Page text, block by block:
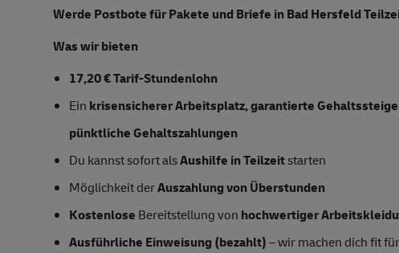
Werde Postbote für Pakete und Briefe in Bad Hersfeld
Was wir bieten
17,20 € Tarif-Stundenlohn
Ein krisensicherer Arbeitsplatz, garantierte
pünktliche Gehaltszahlungen
Du kannst sofort alsAushilfe in Teilzeitstarten
Möglichkeit derAuszahlung von Überstunden
Kostenlose Bereitstellung von hochwertiger
Ausführliche Einweisung (bezahlt)– wir machen dich fit